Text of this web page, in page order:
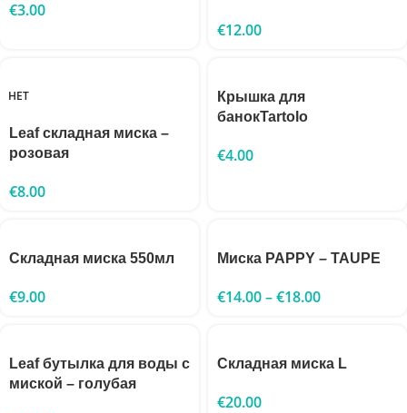
€3.00
€12.00
НЕТ
Leaf складная миска –
розовая
€8.00
Крышка для
банокTartolo
€4.00
Складная миска 550мл
€9.00
Миска PAPPY – TAUPE
€14.00–€18.00
Leaf бутылка для воды с
миской – голубая
Складная миска L
€20.00